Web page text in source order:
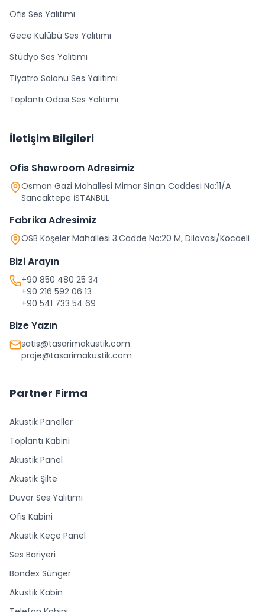
Ofis Ses Yalıtımı
Gece Kulübü Ses Yalıtımı
Stüdyo Ses Yalıtımı
Tiyatro Salonu Ses Yalıtımı
Toplantı Odası Ses Yalıtımı
İletişim Bilgileri
Ofis Showroom Adresimiz
Osman Gazi Mahallesi Mimar Sinan Caddesi No:11/A
Sancaktepe İSTANBUL
Fabrika Adresimiz
OSB Köşeler Mahallesi 3.Cadde No:20 M, Dilovası/Kocaeli
Bizi Arayın
+90 850 480 25 34
+90 216 592 06 13
+90 541 733 54 69
Bize Yazın
satis@tasarimakustik.com
proje@tasarimakustik.com
Partner Firma
Akustik Paneller
Toplantı Kabini
Akustik Panel
Akustik Şilte
Duvar Ses Yalıtımı
Ofis Kabini
Akustik Keçe Panel
Ses Bariyeri
Bondex Sünger
Akustik Kabin